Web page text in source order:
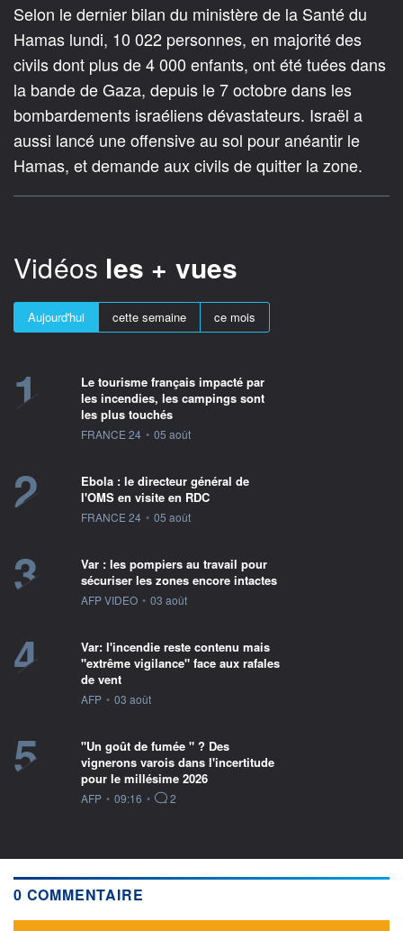
Selon le dernier bilan du ministère de la Santé du
Hamas lundi, 10 022 personnes, en majorité des
civils dont plus de 4 000 enfants, ont été tuées dans
la bande de Gaza, depuis le 7 octobre dans les
bombardements israéliens dévastateurs. Israël a
aussi lancé une offensive au sol pour anéantir le
Hamas, et demande aux civils de quitter la zone.
Vidéos les + vues
Aujourd'hui cette semaine ce mois
1
Le tourisme français impacté par
les incendies, les campings sont
les plus touchés
information fournie par
FRANCE 24 • 05 août
2
Ebola : le directeur général de
l'OMS en visite en RDC
information fournie par
FRANCE 24 • 05 août
3
Var : les pompiers au travail pour
sécuriser les zones encore intactes
information fournie par
AFP VIDEO • 03 août
4
Var: l'incendie reste contenu mais
"extrême vigilance" face aux rafales
de vent
information fournie par
AFP • 03 août
5
"Un goût de fumée " ? Des
vignerons varois dans l'incertitude
pour le millésime 2026
information fournie par
AFP • 09:16 • 2
0 COMMENTAIRE